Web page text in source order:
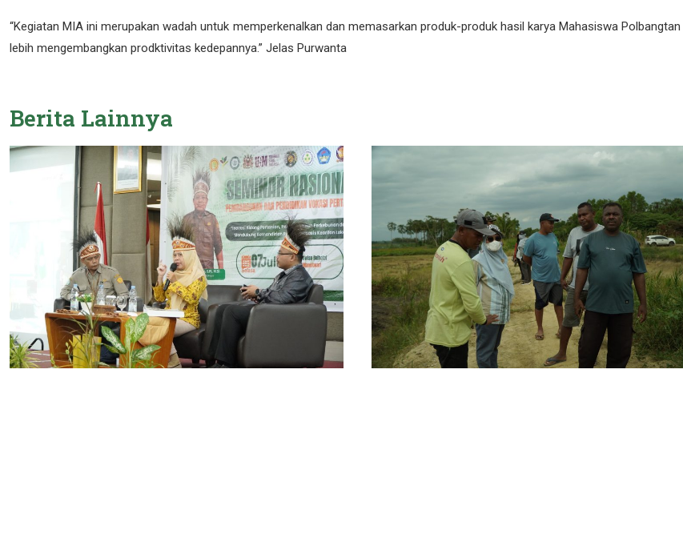
“Kegiatan MIA ini merupakan wadah untuk memperkenalkan dan memasarkan produk-produk hasil karya Mahasiswa
lebih mengembangkan prodktivitas kedepannya.” Jelas Purwanta
Berita Lainnya